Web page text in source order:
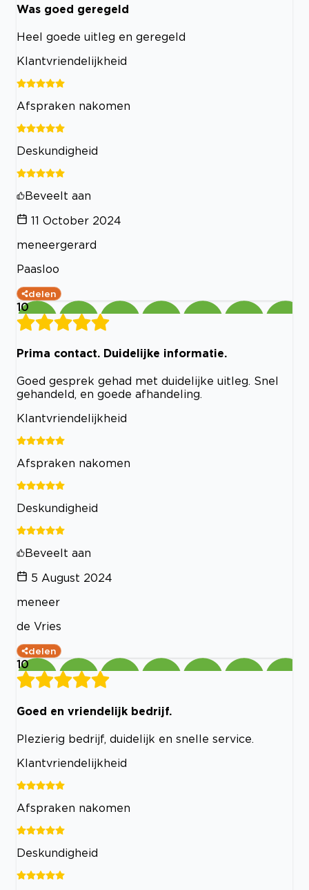
Was goed geregeld
Heel goede uitleg en geregeld
Klantvriendelijkheid
Afspraken nakomen
Deskundigheid
Beveelt aan
11 October 2024
meneergerard
Paasloo
delen
10
Prima contact. Duidelijke informatie.
Goed gesprek gehad met duidelijke uitleg. Snel
gehandeld, en goede afhandeling.
Klantvriendelijkheid
Afspraken nakomen
Deskundigheid
Beveelt aan
5 August 2024
meneer
de Vries
delen
10
Goed en vriendelijk bedrijf.
Plezierig bedrijf, duidelijk en snelle service.
Klantvriendelijkheid
Afspraken nakomen
Deskundigheid